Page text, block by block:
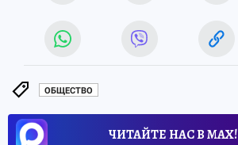
ОБЩЕСТВО
ЧИТАЙТЕ НАС В МАХ!